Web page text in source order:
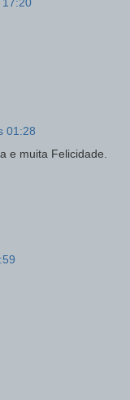
17:20
01:28
e muita Felicidade.